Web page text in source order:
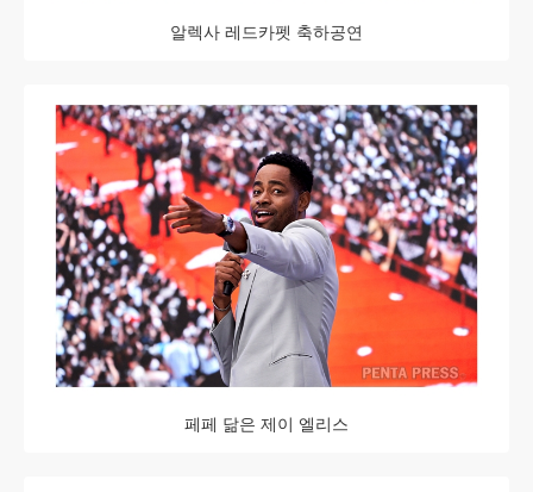
알렉사 레드카펫 축하공연
페페 닮은 제이 엘리스